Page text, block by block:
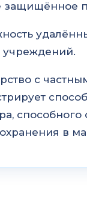
защищённое
учреждений.
с
в